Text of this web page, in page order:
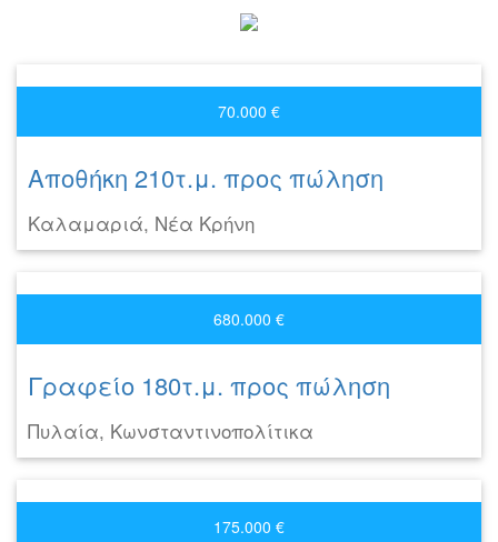
70.000 €
Αποθήκη 210τ.μ. προς πώληση
Καλαμαριά, Νέα Κρήνη
680.000 €
Γραφείο 180τ.μ. προς πώληση
Πυλαία, Κωνσταντινοπολίτικα
175.000 €